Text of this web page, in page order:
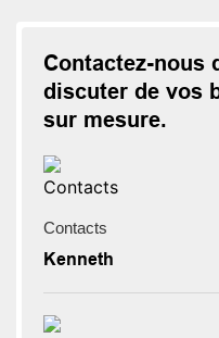
Contactez-nous
discuter de vos
sur mesure.
Contacts
Kenneth